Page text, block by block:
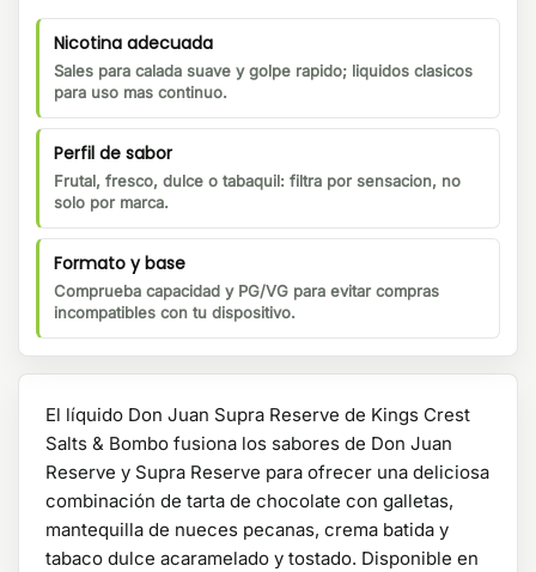
Nicotina adecuada
Sales para calada suave y golpe rapido; liquidos clasicos
para uso mas continuo.
Perfil de sabor
Frutal, fresco, dulce o tabaquil: filtra por sensacion, no
solo por marca.
Formato y base
Comprueba capacidad y PG/VG para evitar compras
incompatibles con tu dispositivo.
El líquido Don Juan Supra Reserve de Kings Crest
Salts & Bombo fusiona los sabores de Don Juan
Reserve y Supra Reserve para ofrecer una deliciosa
combinación de tarta de chocolate con galletas,
mantequilla de nueces pecanas, crema batida y
tabaco dulce acaramelado y tostado. Disponible en